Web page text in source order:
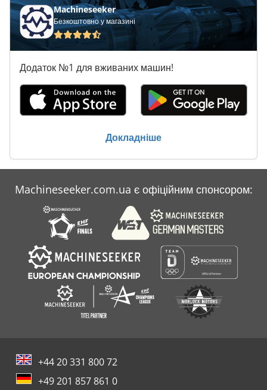
дробильне обладнання, комплекси для подрібнення та
сортування каменю, машини для мийки та виробництва
піску, асфальтні заводи, конвеєрні системи, щокові
дробарки та мобільні дробильні установки. Завдяки високим
клієнта, Constmach є надійним брендом як на
внутрішньому, так і на міжнародному ринку. Наші установки
вибирають професіонали галузі за довговічність,
ефективність та стабільну роботу.
Machineseeker
Безкоштовно у магазині
Додаток №1 для вживаних машин!
Докладніше
Machineseeker.com.ua є офіційним спонсором:
+44 20 331 800 72
+49 201 857 861 0